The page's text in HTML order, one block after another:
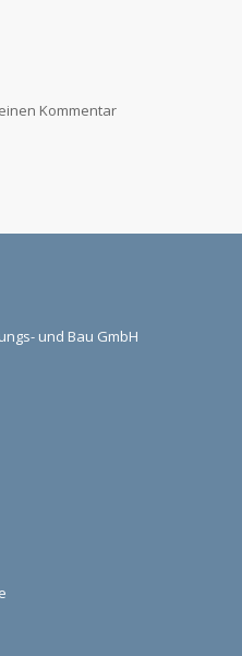
Kommentar
und Bau GmbH